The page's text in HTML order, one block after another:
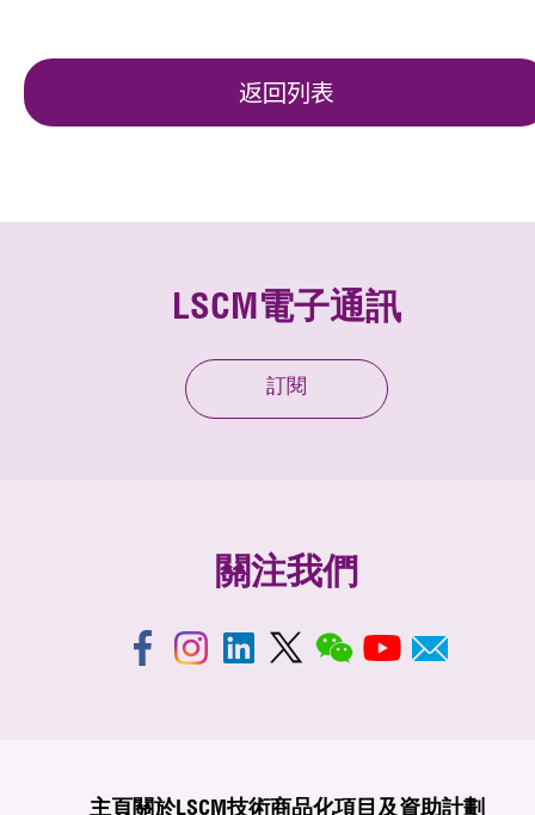
返回列表
LSCM電子通訊
訂閱
關注我們
主頁 關於LSCM技術商品化項目及資助計劃